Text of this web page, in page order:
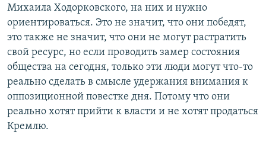
Михаила Ходорковского, на них и нужно
ориентироваться. Это не значит, что они победят,
это также не значит, что они не могут растратить
свой ресурс, но если проводить замер состояния
общества на сегодня, только эти люди могут что-то
реально сделать в смысле удержания внимания к
оппозиционной повестке дня. Потому что они
реально хотят прийти к власти и не хотят продаться
Кремлю.